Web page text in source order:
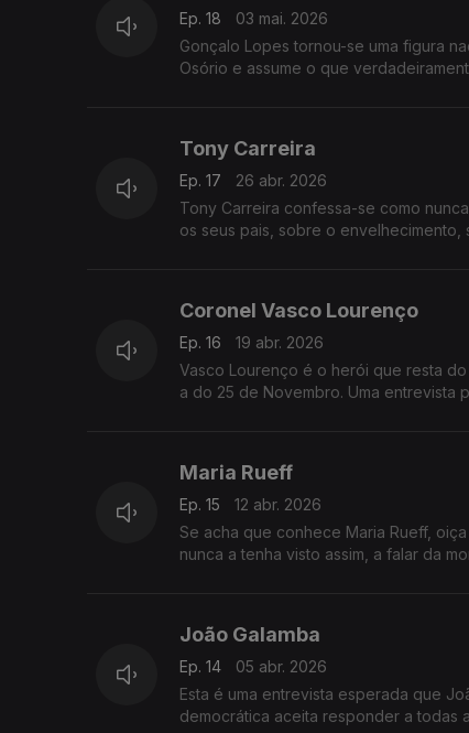
Ep. 18
03 mai. 2026
Gonçalo Lopes tornou-se uma figura
Osório e assume o que
Tony Carreira
Ep. 17
26 abr. 2026
Tony Carreira confessa-se como
os seus pais, sobre o envelhecimento,
Coronel Vasco Lourenço
Ep. 16
19 abr. 2026
Vasco Lourenço é o herói que resta
a do 25 de Novembro. Uma entrevista
Maria Rueff
Ep. 15
12 abr. 2026
Se acha que conhece Maria Rueff,
nunca a tenha visto assim, a falar da
João Galamba
Ep. 14
05 abr. 2026
Esta é uma entrevista esperada que
democrática aceita responder a todas